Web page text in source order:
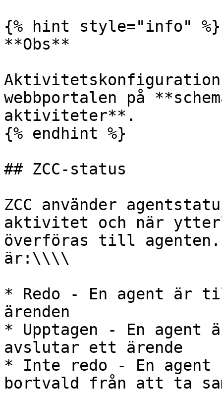
{% hint style="info" %}
**Obs**
Aktivitetskonfiguration
webbportalen på
aktiviteter**.
{% endhint %}
## ZCC-status
ZCC använder
aktivitet och när
överföras till agenten.
är:\\\\
* Redo - En agent är
ärenden
* Upptagen - En
avslutar ett ärende
* Inte redo - En
bortvald från att ta